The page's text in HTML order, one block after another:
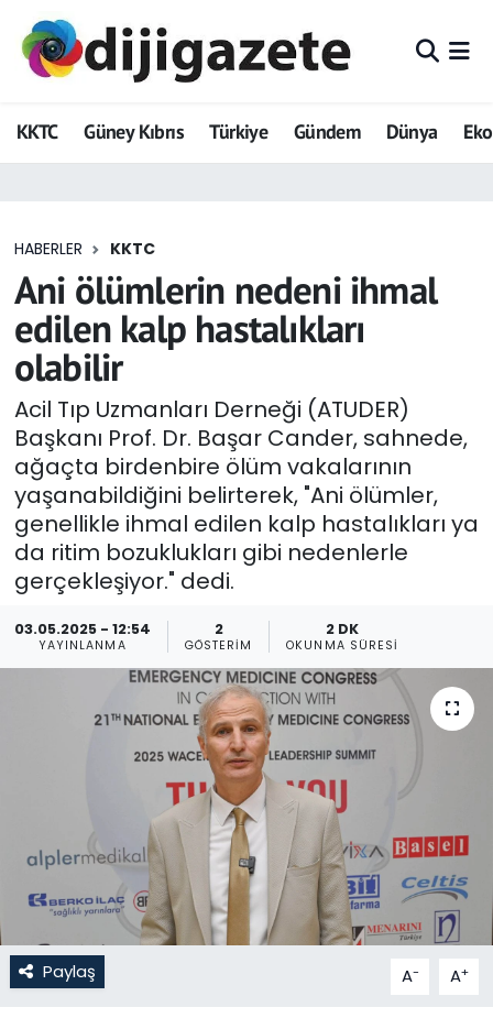
KKTC Güney Kıbrıs Türkiye Gündem Dünya
HABERLER KKTC
Ani ölümlerin nedeni ihmal
edilen kalp hastalıkları
olabilir
Acil Tıp Uzmanları Derneği (ATUDER)
Başkanı Prof. Dr. Başar Cander, sahnede,
ağaçta birdenbire ölüm vakalarının
yaşanabildiğini belirterek, "Ani ölümler,
genellikle ihmal edilen kalp hastalıkları ya
da ritim bozuklukları gibi nedenlerle
gerçekleşiyor." dedi.
03.05.2025 - 12:54
YAYINLANMA
2
GÖSTERIM
2 DK
OKUNMA SÜRESI
Paylaş A- A+
ADVERTORIAL
Dijigazete
Eğitim
Ekonomi
Foto Galeri
GEZİ
Güncel
Gündem
KKTC
KKTC YEREL SEÇİM 2018
Kültür Sanat
Magazin
Nöbetçi Eczaneler
Otomobil Dünyası
Politika
Hava Durumu
Trafik Durumu
Tüm Manşetler
Son Dakika Haberleri
Haber Arşivi